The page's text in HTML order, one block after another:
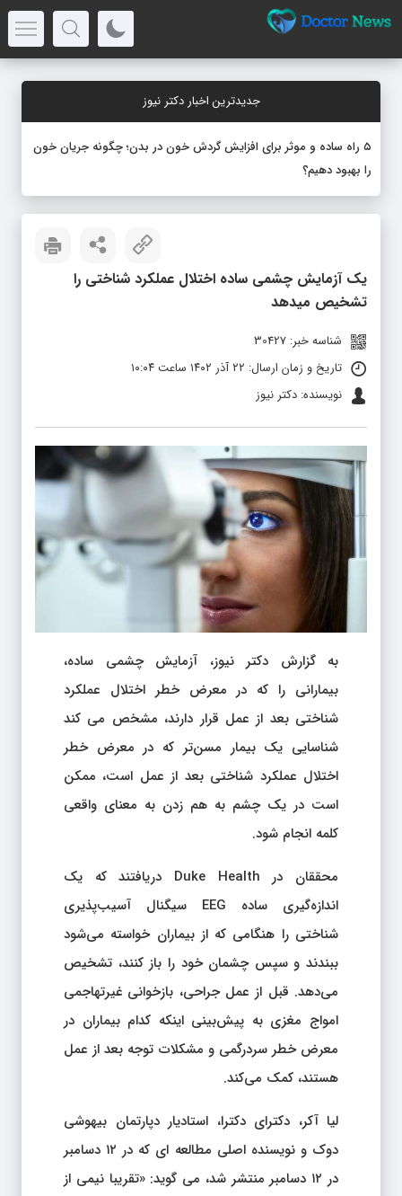
جدیدترین اخبار دکتر نیوز
۵ راه ساده و موثر برای افزایش گردش خون در بدن؛ چگونه جریان خون
را بهبود دهیم؟
یک آزمایش چشمی ساده اختلال عملکرد شناختی را
تشخیص میدهد
شناسه خبر: 30427
تاریخ و زمان ارسال: ۲۲ آذر ۱۴۰۲ ساعت ۱۰:۰۴
نویسنده: دکتر نیوز
به گزارش دکتر نیوز، آزمایش چشمی ساده،
بیمارانی را که در معرض خطر اختلال عملکرد
شناختی بعد از عمل قرار دارند، مشخص می کند
شناسایی یک بیمار مسن‌تر که در معرض خطر
اختلال عملکرد شناختی بعد از عمل است، ممکن
است در یک چشم به هم زدن به معنای واقعی
کلمه انجام شود.
محققان در Duke Health دریافتند که یک
اندازه‌گیری ساده EEG سیگنال آسیب‌پذیری
شناختی را هنگامی که از بیماران خواسته می‌شود
ببندند و سپس چشمان خود را باز کنند، تشخیص
می‌دهد. قبل از عمل جراحی، بازخوانی غیرتهاجمی
امواج مغزی به پیش‌بینی اینکه کدام بیماران در
معرض خطر سردرگمی و مشکلات توجه بعد از عمل
هستند، کمک می‌کند.
لیا آکر، دکترای دکترا، استادیار دپارتمان بیهوشی
دوک و نویسنده اصلی مطالعه ای که در ۱۲ دسامبر
در ۱۲ دسامبر منتشر شد، می گوید: «تقریبا نیمی از